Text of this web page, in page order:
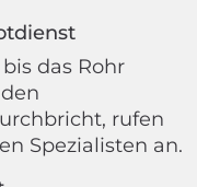
das Rohr
rufen
Spezialisten an.